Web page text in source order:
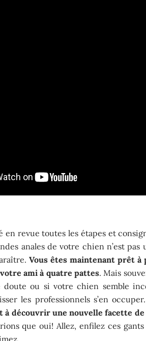
en revue toutes les étapes et
anales de votre chien n’est pas
Vous êtes maintenant prêt à
ami à quatre pattes. Mais
doute ou si votre chien semble
les professionnels s’en occuper.
à découvrir une nouvelle facette
que oui! Allez, enfilez ces